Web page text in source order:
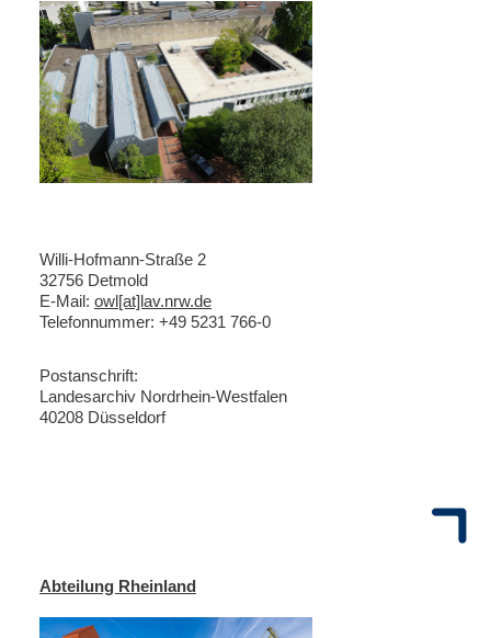
Willi-Hofmann-Straße 2
32756 Detmold
E-Mail: owl[at]lav.nrw.de
Telefonnummer: +49 5231 766-0
Postanschrift:
Landesarchiv Nordrhein-Westfalen
40208 Düsseldorf
Abteilung Rheinland